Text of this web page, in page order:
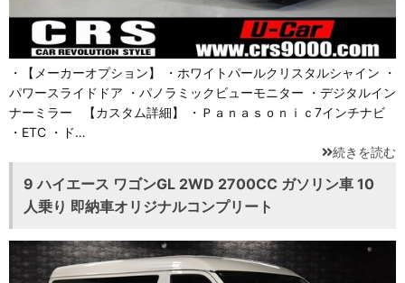
・【メーカーオプション】 ・ホワイトパールクリスタルシャイン ・
パワースライドドア ・パノラミックビューモニター ・デジタルイン
ナーミラー 【カスタム詳細】 ・Ｐａｎａｓｏｎｉｃ7インチナビ
・ETC ・ド…
続きを読む
9 ハイエース ワゴンGL 2WD 2700CC ガソリン車 10
人乗り 即納車オリジナルコンプリート